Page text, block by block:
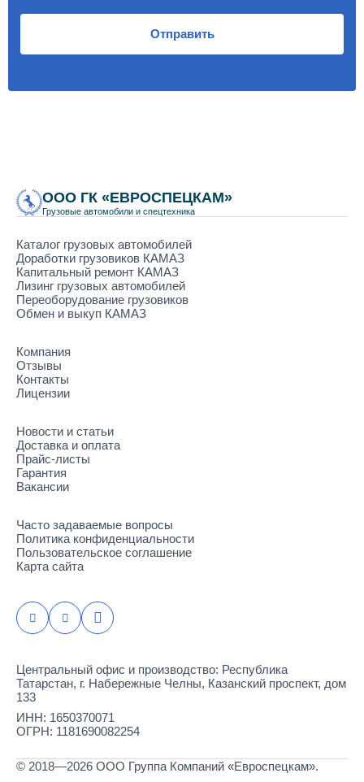
Отправить
ООО ГК «ЕВРОСПЕЦКАМ»
Грузовые автомобили и спецтехника
Каталог грузовых автомобилей
Доработки грузовиков КАМАЗ
Капитальный ремонт КАМАЗ
Лизинг грузовых автомобилей
Переоборудование грузовиков
Обмен и выкуп КАМАЗ
Компания
Отзывы
Контакты
Лицензии
Новости и статьи
Доставка и оплата
Прайс-листы
Гарантия
Вакансии
Часто задаваемые вопросы
Политика конфиденциальности
Пользовательское соглашение
Карта сайта
Центральный офис и производство: Республика
Татарстан, г. Набережные Челны, Казанский проспект, дом
133
ИНН: 1650370071
ОГРН: 1181690082254
© 2018—2026 ООО Группа Компаний «Евроспецкам».